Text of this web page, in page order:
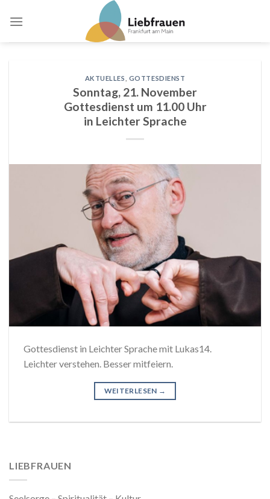
AKTUELLES GOTTESDIENST
Sonntag, 21. November
Gottesdienst um 11.00 Uhr
in Leichter Sprache
Gottesdienst in Leichter Sprache mit Lukas14.
Leichter verstehen. Besser mitfeiern.
WEITERLESEN →
LIEBFRAUEN